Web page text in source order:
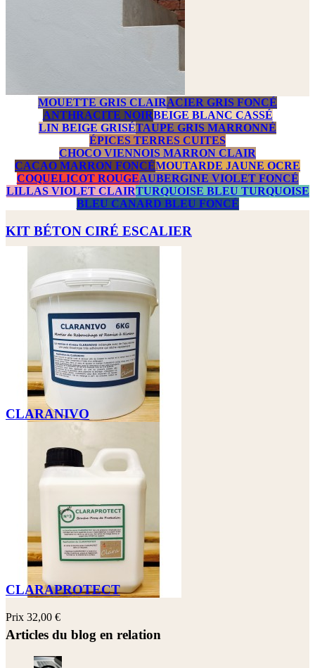
MOUETTE GRIS CLAIRACIER GRIS FONCÉ
ANTHRACITE NOIRBEIGE BLANC CASSÉ
LIN BEIGE GRISÉTAUPE GRIS MARRONNÉ
ÉPICES TERRES CUITES
CHOCO VIENNOIS MARRON CLAIR
CACAO MARRON FONCÉMOUTARDE JAUNE OCRE
COQUELICOT ROUGEAUBERGINE VIOLET FONCÉ
LILLAS VIOLET CLAIRTURQUOISE BLEU TURQUOISE
BLEU CANARD BLEU FONCÉ
KIT BÉTON CIRÉ ESCALIER
CLARANIVO
CLARAPROTECT
Prix 32,00 €
Articles du blog en relation